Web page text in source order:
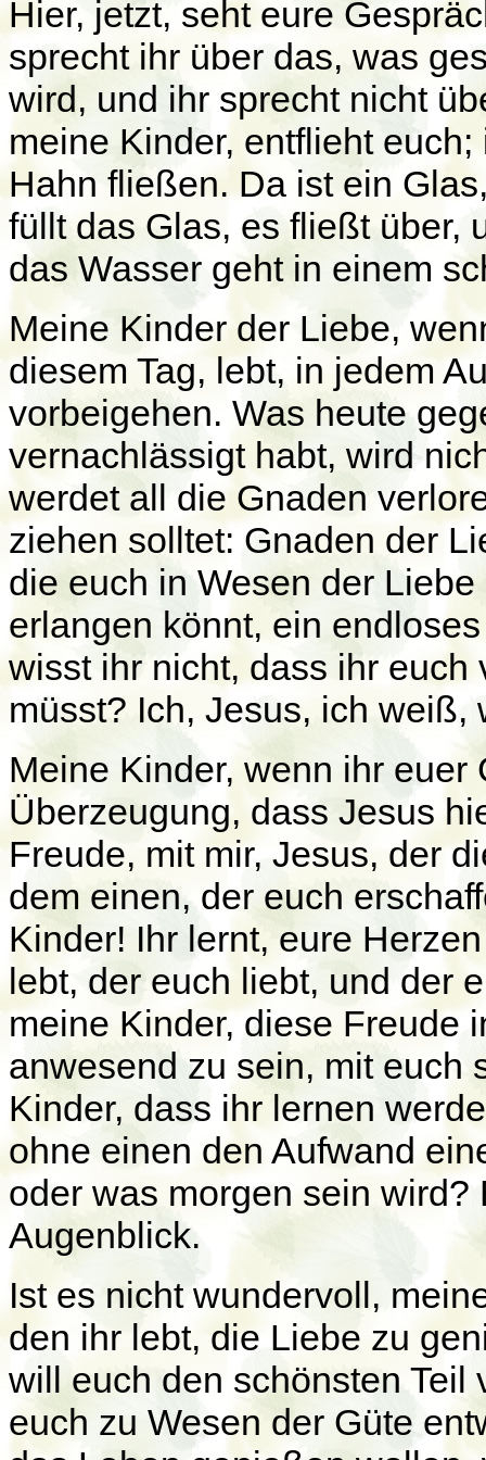
Hier, jetzt, seht eure
sprecht ihr über das, was
wird, und ihr sprecht nicht
meine Kinder, entflieht
Hahn fließen. Da ist ein
füllt das Glas, es fließt über,
das Wasser geht in einem
Meine Kinder der Liebe,
diesem Tag, lebt, in jedem
vorbeigehen. Was heute
vernachlässigt habt, wird
werdet all die Gnaden
ziehen solltet: Gnaden der
die euch in Wesen der
erlangen könnt, ein
wisst ihr nicht, dass ihr
müsst? Ich, Jesus, ich
Meine Kinder, wenn ihr euer
Überzeugung, dass Jesus
Freude, mit mir, Jesus, der
dem einen, der euch
Kinder! Ihr lernt, eure
lebt, der euch liebt, und der
meine Kinder, diese Freude
anwesend zu sein, mit euch
Kinder, dass ihr lernen
ohne einen den Aufwand
oder was morgen sein
Augenblick.
Ist es nicht wundervoll,
den ihr lebt, die Liebe zu
will euch den schönsten
euch zu Wesen der Güte